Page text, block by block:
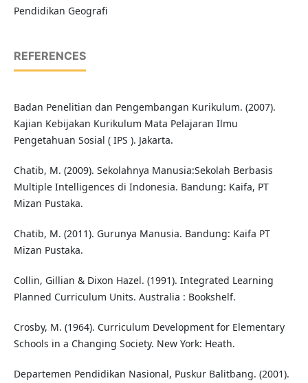
Pendidikan Geografi
REFERENCES
Badan Penelitian dan Pengembangan Kurikulum. (2007).
Kajian Kebijakan Kurikulum Mata Pelajaran Ilmu
Pengetahuan Sosial ( IPS ). Jakarta.
Chatib, M. (2009). Sekolahnya Manusia:Sekolah Berbasis
Multiple Intelligences di Indonesia. Bandung: Kaifa, PT
Mizan Pustaka.
Chatib, M. (2011). Gurunya Manusia. Bandung: Kaifa PT
Mizan Pustaka.
Collin, Gillian & Dixon Hazel. (1991). Integrated Learning
Planned Curriculum Units. Australia : Bookshelf.
Crosby, M. (1964). Curriculum Development for Elementary
Schools in a Changing Society. New York: Heath.
Departemen Pendidikan Nasional, Puskur Balitbang. (2001).